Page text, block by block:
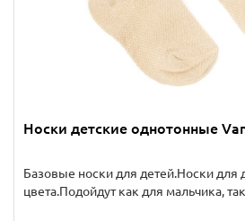
Носки детские однотонные
Базовые носки для детей.Носки для
цвета.Подойдут как для мальчика,